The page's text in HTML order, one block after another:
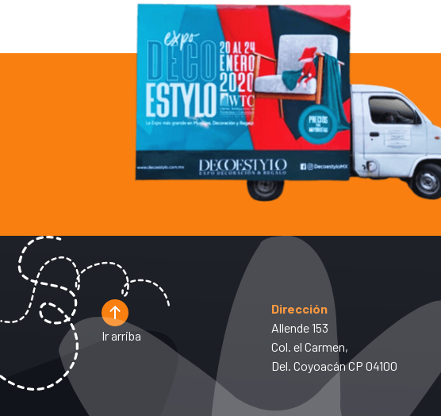
Ir arriba
Dirección
Allende 153
Col. el Carmen,
Del. Coyoacán CP 04100